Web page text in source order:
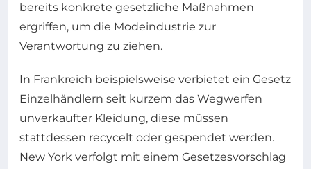
bereits konkrete gesetzliche Maßnahmen
ergriffen, um die Modeindustrie zur
Verantwortung zu ziehen.
In Frankreich beispielsweise verbietet ein Gesetz
Einzelhändlern seit kurzem das Wegwerfen
unverkaufter Kleidung, diese müssen
stattdessen recycelt oder gespendet werden.
New York verfolgt mit einem Gesetzesvorschlag